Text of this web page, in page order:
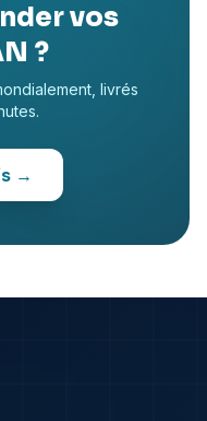
vos
?
livrés
→